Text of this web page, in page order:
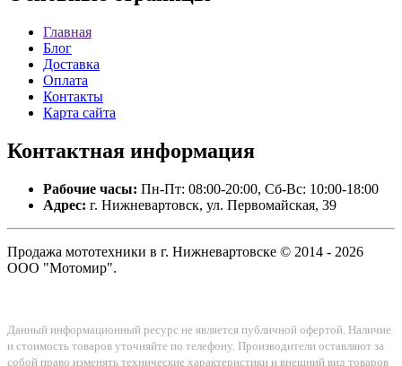
Главная
Блог
Доставка
Оплата
Контакты
Карта сайта
Контактная информация
Рабочие часы: Пн-Пт: 08:00-20:00, Сб-Вс: 10:00-18:00
Адрес: г. Нижневартовск, ул. Первомайская, 39
Продажа мототехники в г. Нижневартовске © 2014 - 2026
ООО "Мотомир".
Данный информационный ресурс не является публичной офертой. Наличие
и стоимость товаров уточняйте по телефону. Производители оставляют за
собой право изменять технические характеристики и внешний вид товаров